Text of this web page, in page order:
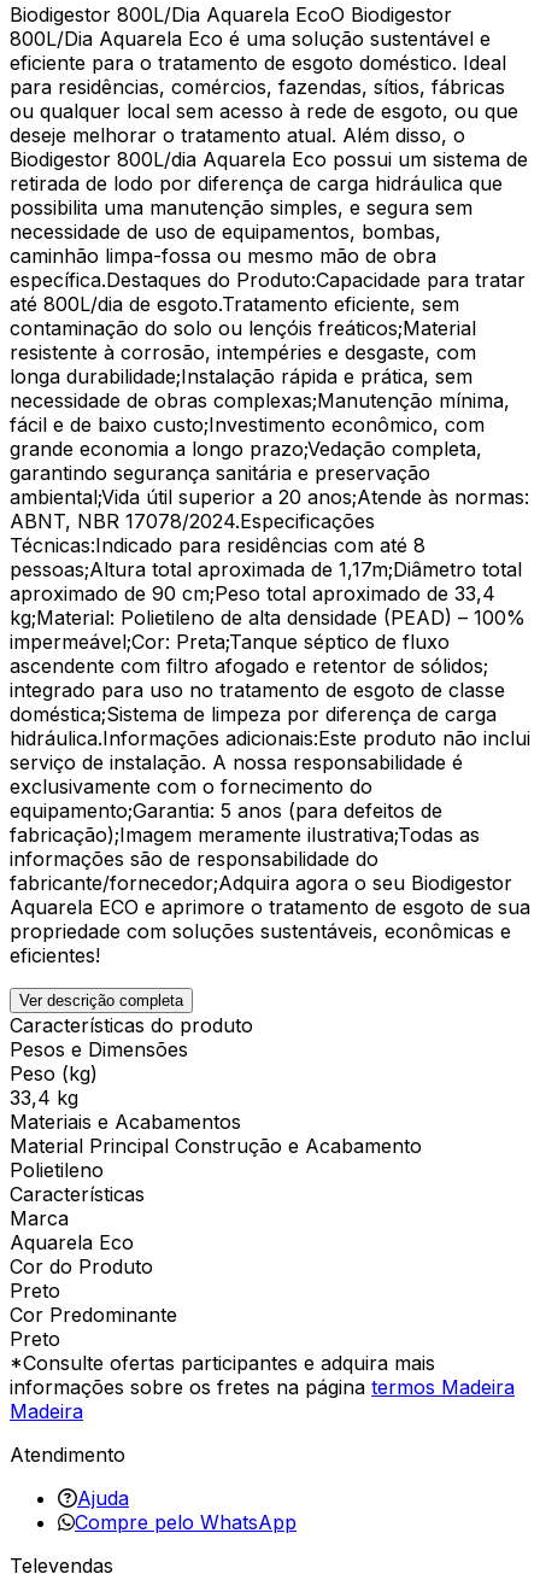
Biodigestor 800L/Dia Aquarela EcoO Biodigestor
800L/Dia Aquarela Eco é uma solução sustentável e
eficiente para o tratamento de esgoto doméstico. Ideal
para residências, comércios, fazendas, sítios, fábricas
ou qualquer local sem acesso à rede de esgoto, ou que
deseje melhorar o tratamento atual. Além disso, o
Biodigestor 800L/dia Aquarela Eco possui um sistema de
retirada de lodo por diferença de carga hidráulica que
possibilita uma manutenção simples, e segura sem
necessidade de uso de equipamentos, bombas,
caminhão limpa-fossa ou mesmo mão de obra
específica.Destaques do Produto:Capacidade para tratar
até 800L/dia de esgoto.Tratamento eficiente, sem
contaminação do solo ou lençóis freáticos;Material
resistente à corrosão, intempéries e desgaste, com
longa durabilidade;Instalação rápida e prática, sem
necessidade de obras complexas;Manutenção mínima,
fácil e de baixo custo;Investimento econômico, com
grande economia a longo prazo;Vedação completa,
garantindo segurança sanitária e preservação
ambiental;Vida útil superior a 20 anos;Atende às normas:
ABNT, NBR 17078/2024.Especificações
Técnicas:Indicado para residências com até 8
pessoas;Altura total aproximada de 1,17m;Diâmetro total
aproximado de 90 cm;Peso total aproximado de 33,4
kg;Material: Polietileno de alta densidade (PEAD) – 100%
impermeável;Cor: Preta;Tanque séptico de fluxo
ascendente com filtro afogado e retentor de sólidos;
integrado para uso no tratamento de esgoto de classe
doméstica;Sistema de limpeza por diferença de carga
hidráulica.Informações adicionais:Este produto não inclui
serviço de instalação. A nossa responsabilidade é
exclusivamente com o fornecimento do
equipamento;Garantia: 5 anos (para defeitos de
fabricação);Imagem meramente ilustrativa;Todas as
informações são de responsabilidade do
fabricante/fornecedor;Adquira agora o seu Biodigestor
Aquarela ECO e aprimore o tratamento de esgoto de sua
propriedade com soluções sustentáveis, econômicas e
eficientes!
Ver descrição completa
Características do produto
Pesos e Dimensões
Peso (kg)
33,4 kg
Materiais e Acabamentos
Material Principal Construção e Acabamento
Polietileno
Características
Marca
Aquarela Eco
Cor do Produto
Preto
Cor Predominante
Preto
*Consulte ofertas participantes e adquira mais
informações sobre os fretes na página termos Madeira
Madeira
Atendimento
Ajuda
Compre pelo WhatsApp
Televendas